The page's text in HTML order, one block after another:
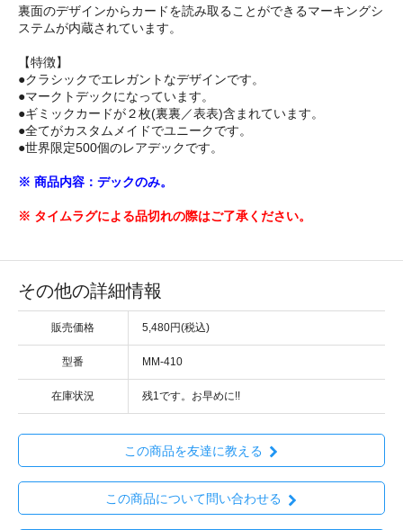
裏面のデザインからカードを読み取ることができるマーキングシ
ステムが内蔵されています。
【特徴】
●クラシックでエレガントなデザインです。
●マークトデックになっています。
●ギミックカードが２枚(裏裏／表表)含まれています。
●全てがカスタムメイドでユニークです。
●世界限定500個のレアデックです。
※ 商品内容：デックのみ。
※ タイムラグによる品切れの際はご了承ください。
その他の詳細情報
販売価格 5,480円(税込)
型番 MM-410
在庫状況 残1です。お早めに!!
この商品を友達に教える
この商品について問い合わせる